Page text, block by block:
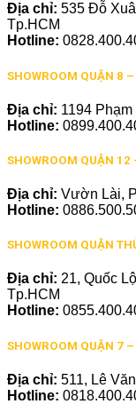
Địa chỉ: 535 Đỗ
Tp.HCM
Hotline:
SHOWROOM QUẬN 8
Địa chỉ: 1194
Hotline:
SHOWROOM QUẬN 12
Địa chỉ: Vườn Lài,
Hotline:
SHOWROOM QUẬN
Địa chỉ: 21, Quốc
Tp.HCM
Hotline:
SHOWROOM QUẬN 7
Địa chỉ: 511, Lê
Hotline: